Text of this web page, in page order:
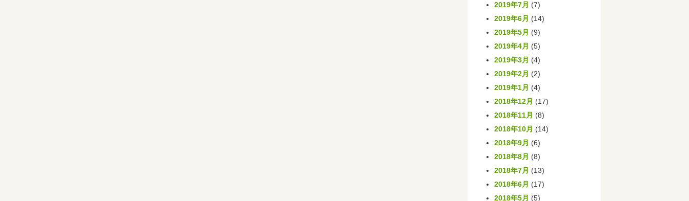
2019年7月 (7)
2019年6月 (14)
2019年5月 (9)
2019年4月 (5)
2019年3月 (4)
2019年2月 (2)
2019年1月 (4)
2018年12月 (17)
2018年11月 (8)
2018年10月 (14)
2018年9月 (6)
2018年8月 (8)
2018年7月 (13)
2018年6月 (17)
2018年5月 (5)